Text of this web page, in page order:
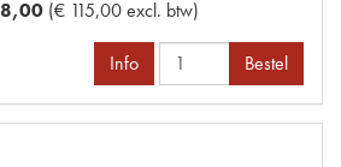
(€ 115,00 excl. btw)
Info Bestel